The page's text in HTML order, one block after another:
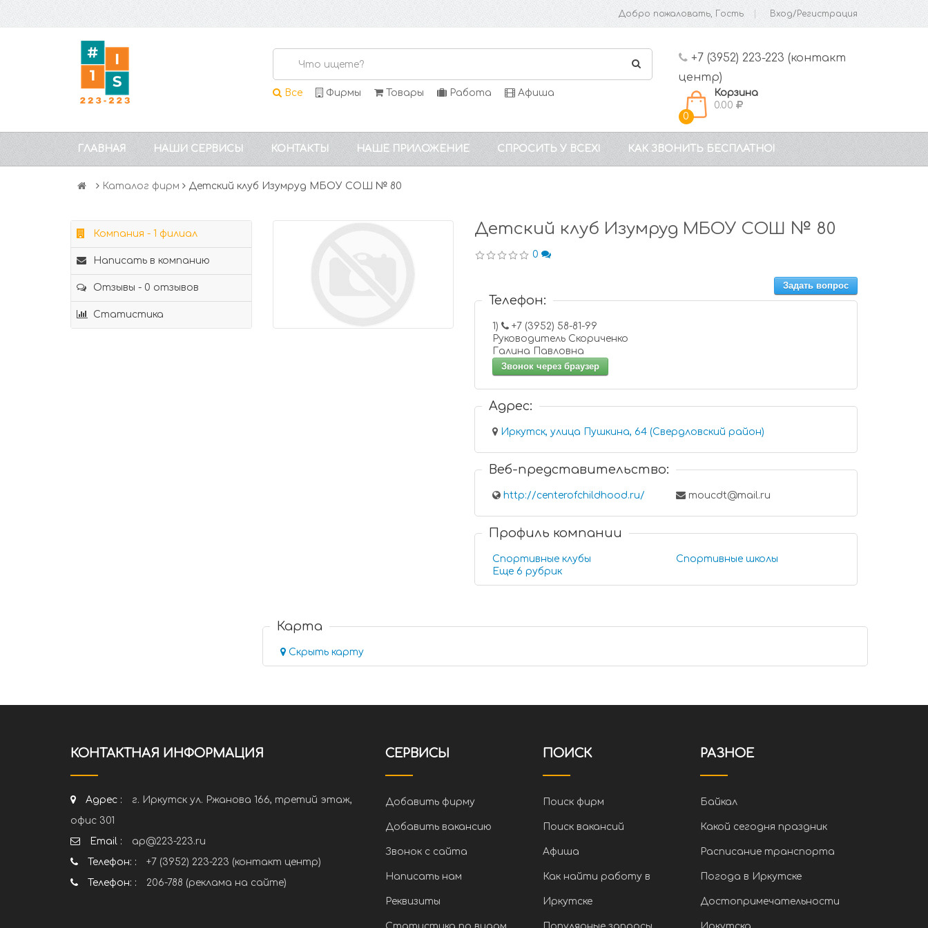
Добро пожаловать, Гость Вход/Регистрация
Все Фирмы Товары Работа Афиша
+7 (3952) 223-223 (контакт
центр)
0
Корзина
0.00
ГЛАВНАЯ НАШИ СЕРВИСЫ КОНТАКТЫ НАШЕ ПРИЛОЖЕНИЕ СПРОСИТЬ У ВСЕХ! КАК ЗВОНИТЬ БЕСПЛАТНО!
Каталог фирм Детский клуб Изумруд МБОУ СОШ № 80
Компания - 1 филиал
Написать в компанию
Отзывы - 0 отзывов
Статистика
Детский клуб Изумруд МБОУ СОШ № 80
0
Задать вопрос
Телефон:
1)
+7 (3952) 58-81-99
Руководитель Скориченко
Галина Павловна
Звонок через браузер
Адрес:
Иркутск, улица Пушкина, 64 (Свердловский район)
Веб-представительство:
http://centerofchildhood.ru/ moucdt@mail.ru
Профиль компании
Спортивные клубы
Спортивные школы
Еще 6 рубрик
Карта
Скрыть карту
КОНТАКТНАЯ ИНФОРМАЦИЯ
Адрес :
г. Иркутск ул. Ржанова 166, третий этаж,
офис 301
Email :
ap@223-223.ru
Телефон: :
+7 (3952) 223-223 (контакт центр)
Телефон: :
206-788 (реклама на сайте)
СЕРВИСЫ
Добавить фирму
Добавить вакансию
Звонок с сайта
Написать нам
Реквизиты
ПОИСК
Поиск фирм
Поиск вакансий
Афиша
Как найти работу в
Иркутске
РАЗНОЕ
Байкал
Какой сегодня праздник
Расписание транспорта
Погода в Иркутске
Достопримечательности